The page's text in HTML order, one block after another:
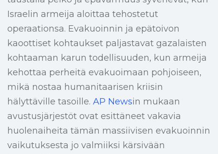
Israelin armeija aloittaa tehostetut
operaationsa. Evakuoinnin ja epätoivon
kaoottiset kohtaukset paljastavat gazalaisten
kohtaaman karun todellisuuden, kun armeija
kehottaa perheitä evakuoimaan pohjoiseen,
mikä nostaa humanitaarisen kriisin
hälyttäville tasoille. AP Newsin mukaan
avustusjärjestöt ovat esittäneet vakavia
huolenaiheita tämän massiivisen evakuoinnin
vaikutuksesta jo valmiiksi kärsivään